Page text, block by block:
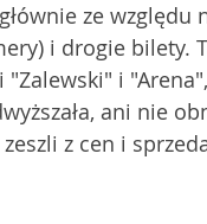
ze względu
i drogie bilety.
i
ani nie
z cen i